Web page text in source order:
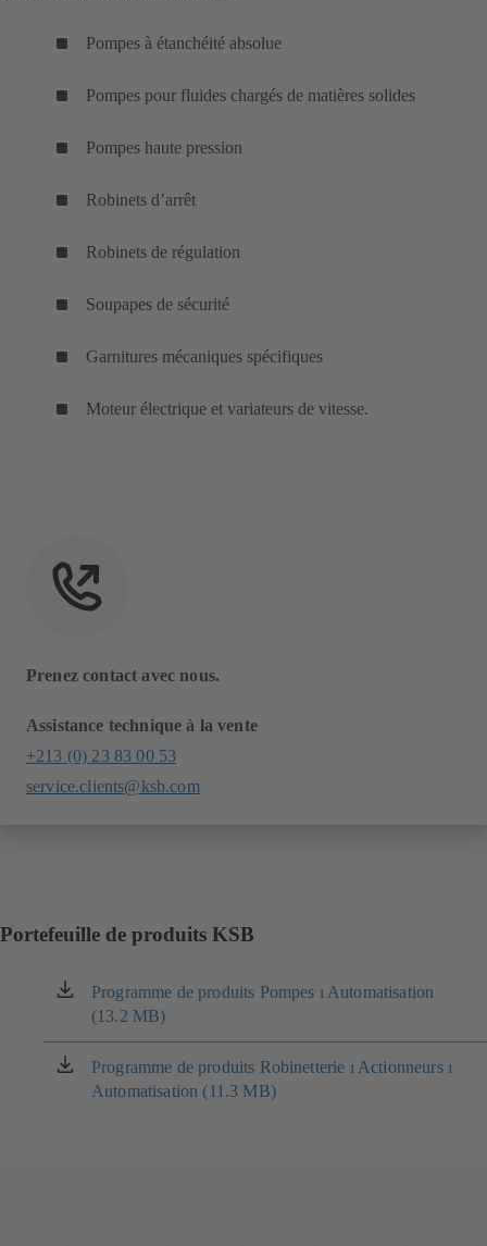
Pompes à étanchéité absolue
Pompes pour fluides chargés de matières solides
Pompes haute pression
Robinets d’arrêt
Robinets de régulation
Soupapes de sécurité
Garnitures mécaniques spécifiques
Moteur électrique et variateurs de vitesse.
Prenez contact avec nous.
Assistance technique à la vente
+213 (0) 23 83 00 53
service.clients@ksb.com
Portefeuille de produits KSB
Programme de produits Pompes ı Automatisation
(13.2 MB)
(s'ouvre
dans
un
nouvel
onglet)
Programme de produits Robinetterie ı Actionneurs ı
Automatisation (11.3 MB)
(s'ouvre
dans